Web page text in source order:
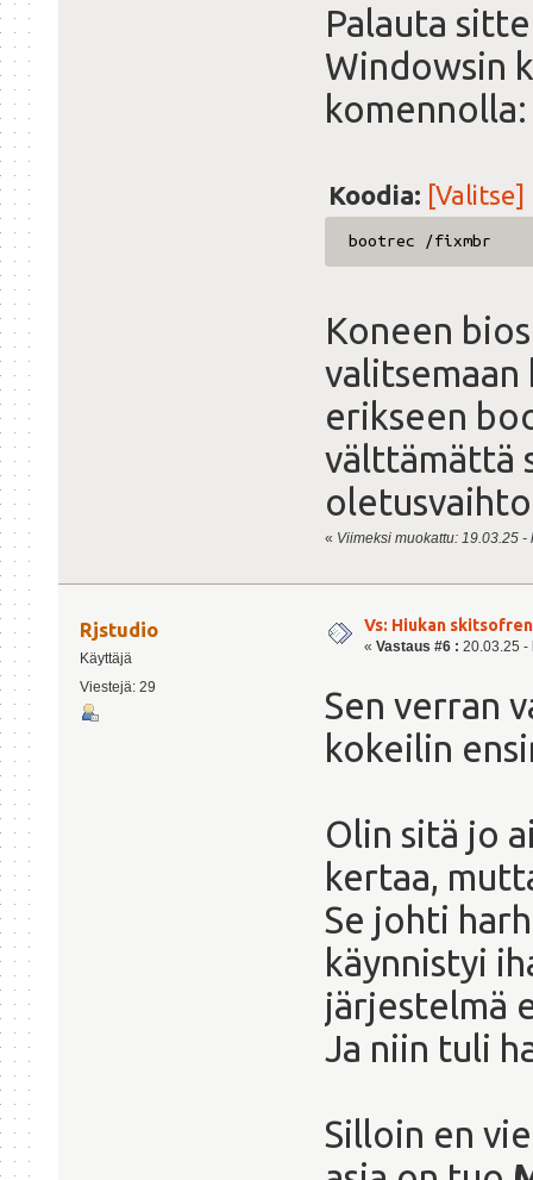
Palauta
Windowsin
komennolla:
Koodia: [Valitse]
bootrec /fixmbr
Koneen
erikseen
välttämättä
« Viimeksi muokattu: 19.03.25
Rjstudio
Käyttäjä
Viestejä: 29
Vs: Hiukan
« Vastaus #6 : 20.03.25 -
Sen verran
kokeilin
Olin sitä jo
kertaa,
Se johti
käynnistyi
järjestelmä
Ja niin tuli
Silloin en